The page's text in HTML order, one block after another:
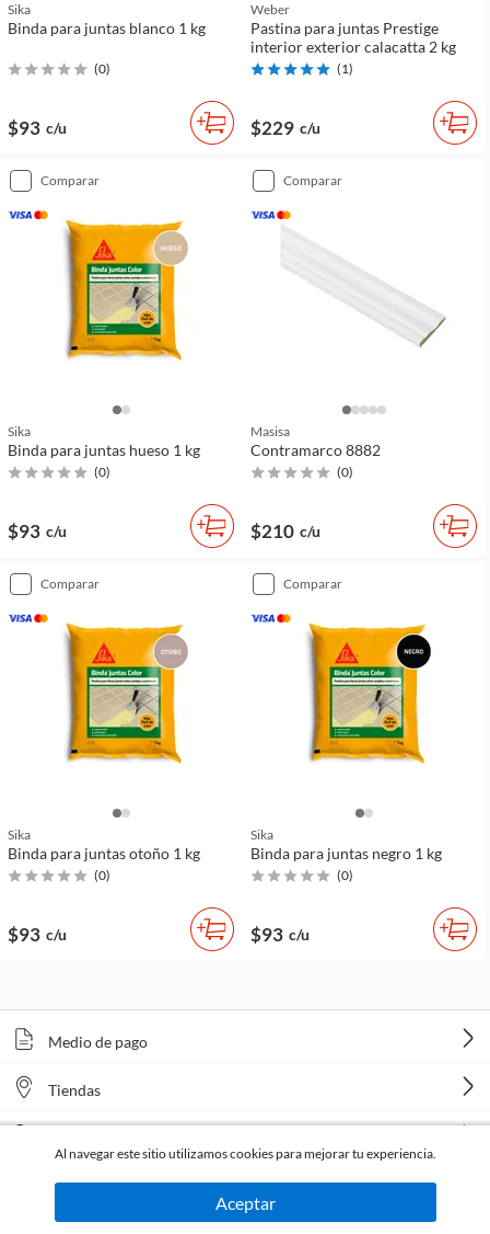
Sika
Binda para juntas blanco 1 kg
(0)
$93 c/u
Weber
Pastina para juntas Prestige
interior exterior calacatta 2 kg
(1)
$229 c/u
comparar
Sika
Binda para juntas hueso 1 kg
(0)
$93 c/u
comparar
Masisa
Contramarco 8882
(0)
$210 c/u
comparar
Sika
Binda para juntas otoño 1 kg
(0)
$93 c/u
comparar
Sika
Binda para juntas negro 1 kg
(0)
$93 c/u
Medio de pago
Tiendas
Al navegar este sitio utilizamos cookies para mejorar tu experiencia.
Aceptar